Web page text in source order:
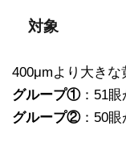
対象
400μmより大きな
グループ①：51眼
グループ②：50眼